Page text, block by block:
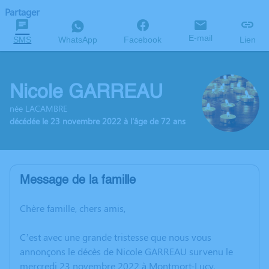
Partager
SMS WhatsApp Facebook E-mail Lien
Nicole GARREAU
née LACAMBRE
décédée le 23 novembre 2022 à l'âge de 72 ans
Message de la famille
Chère famille, chers amis,
C’est avec une grande tristesse que nous vous
annonçons le décès de Nicole GARREAU survenu le
mercredi 23 novembre 2022 à Montmort-Lucy.